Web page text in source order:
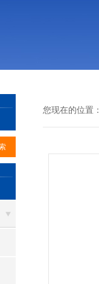
您现在的位置：